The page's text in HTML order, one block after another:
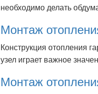
необходимо делать
Монтаж
Конструкция отопления
узел играет важное
Монтаж